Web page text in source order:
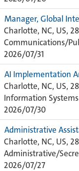
Manager, Global
Charlotte, NC, US,
Communications/
2026/07/31
AI Implementation
Charlotte, NC, US,
Information Systems
2026/07/30
Administrative
Charlotte, NC, US,
Administrative/
2026/07/27